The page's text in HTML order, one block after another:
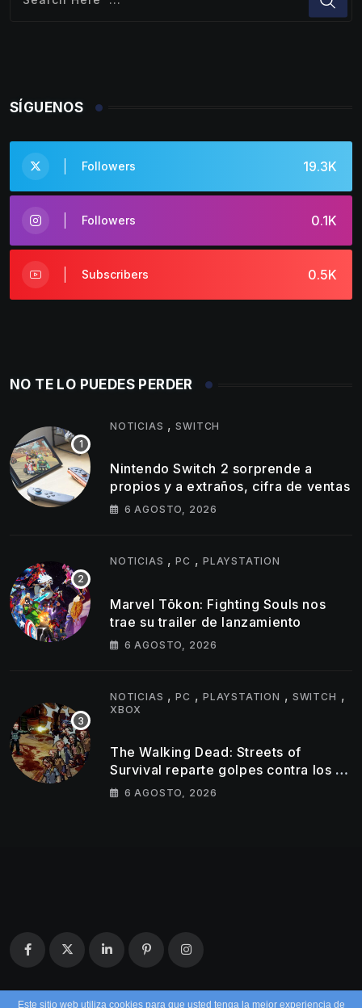
SÍGUENOS
19.3K
Followers
0.1K
Followers
0.5K
Subscribers
NO TE LO PUEDES PERDER
NOTICIAS ,SWITCH
Nintendo Switch 2 sorprende a
propios y a extraños, cifra de ventas
6 AGOSTO, 2026
NOTICIAS ,PC ,PLAYSTATION
Marvel Tōkon: Fighting Souls nos
trae su trailer de lanzamiento
6 AGOSTO, 2026
NOTICIAS ,PC ,PLAYSTATION , SWITCH ,
XBOX
The Walking Dead: Streets of
Survival reparte golpes contra los no
muertos en su nuevo tráiler
6 AGOSTO, 2026
Este sitio web utiliza cookies para que usted tenga la mejor experiencia de